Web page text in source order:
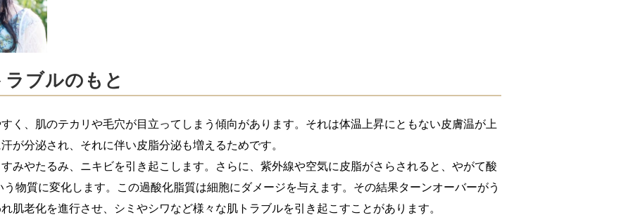
ブルのもと
く、肌のテカリや毛穴が目立ってしまう傾向があります。それは体温上昇にともない皮膚温が上
が分泌され、それに伴い皮脂分泌も増えるためです。
みやたるみ、ニキビを引き起こします。さらに、紫外線や空気に皮脂がさらされると、やがて酸
う物質に変化します。この過酸化脂質は細胞にダメージを与えます。その結果ターンオーバーがう
肌老化を進行させ、シミやシワなど様々な肌トラブルを引き起こすことがあります。